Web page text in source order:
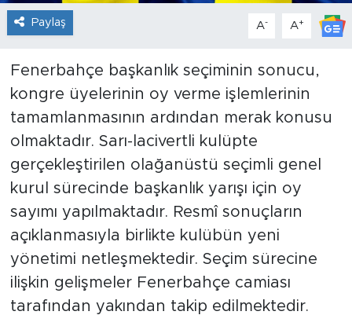
Paylaş A- A+
Fenerbahçe başkanlık seçiminin sonucu,
kongre üyelerinin oy verme işlemlerinin
tamamlanmasının ardından merak konusu
olmaktadır. Sarı-lacivertli kulüpte
gerçekleştirilen olağanüstü seçimli genel
kurul sürecinde başkanlık yarışı için oy
sayımı yapılmaktadır. Resmî sonuçların
açıklanmasıyla birlikte kulübün yeni
yönetimi netleşmektedir. Seçim sürecine
ilişkin gelişmeler Fenerbahçe camiası
tarafından yakından takip edilmektedir.